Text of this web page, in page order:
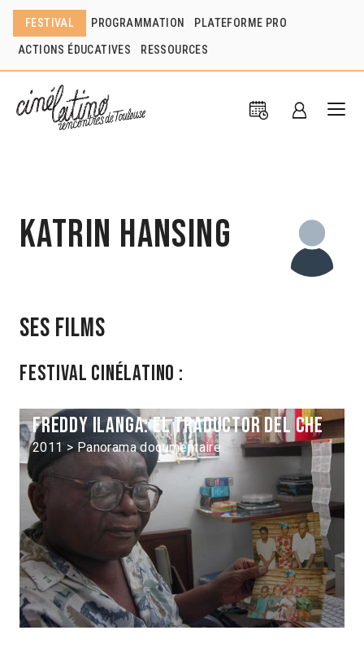
FESTIVAL PROGRAMMATION PLATEFORME PRO
ACTIONS ÉDUCATIVES RESSOURCES
Katrin Hansing
Ses films
Festival Cinélatino :
Freddy Ilanga: El Traductor del Che
2011 > Panorama documentaire